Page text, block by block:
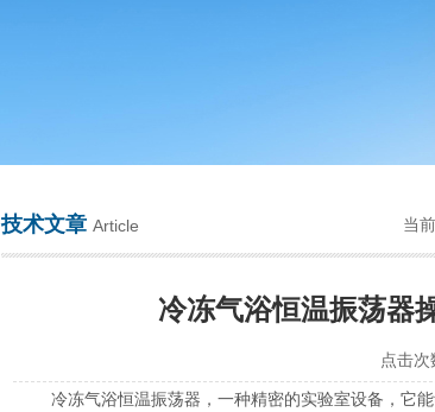
技术文章 Article 当
冷冻气浴恒温振荡器
点击
冷冻气浴恒温振荡器，一种精密的实验室设备，它能